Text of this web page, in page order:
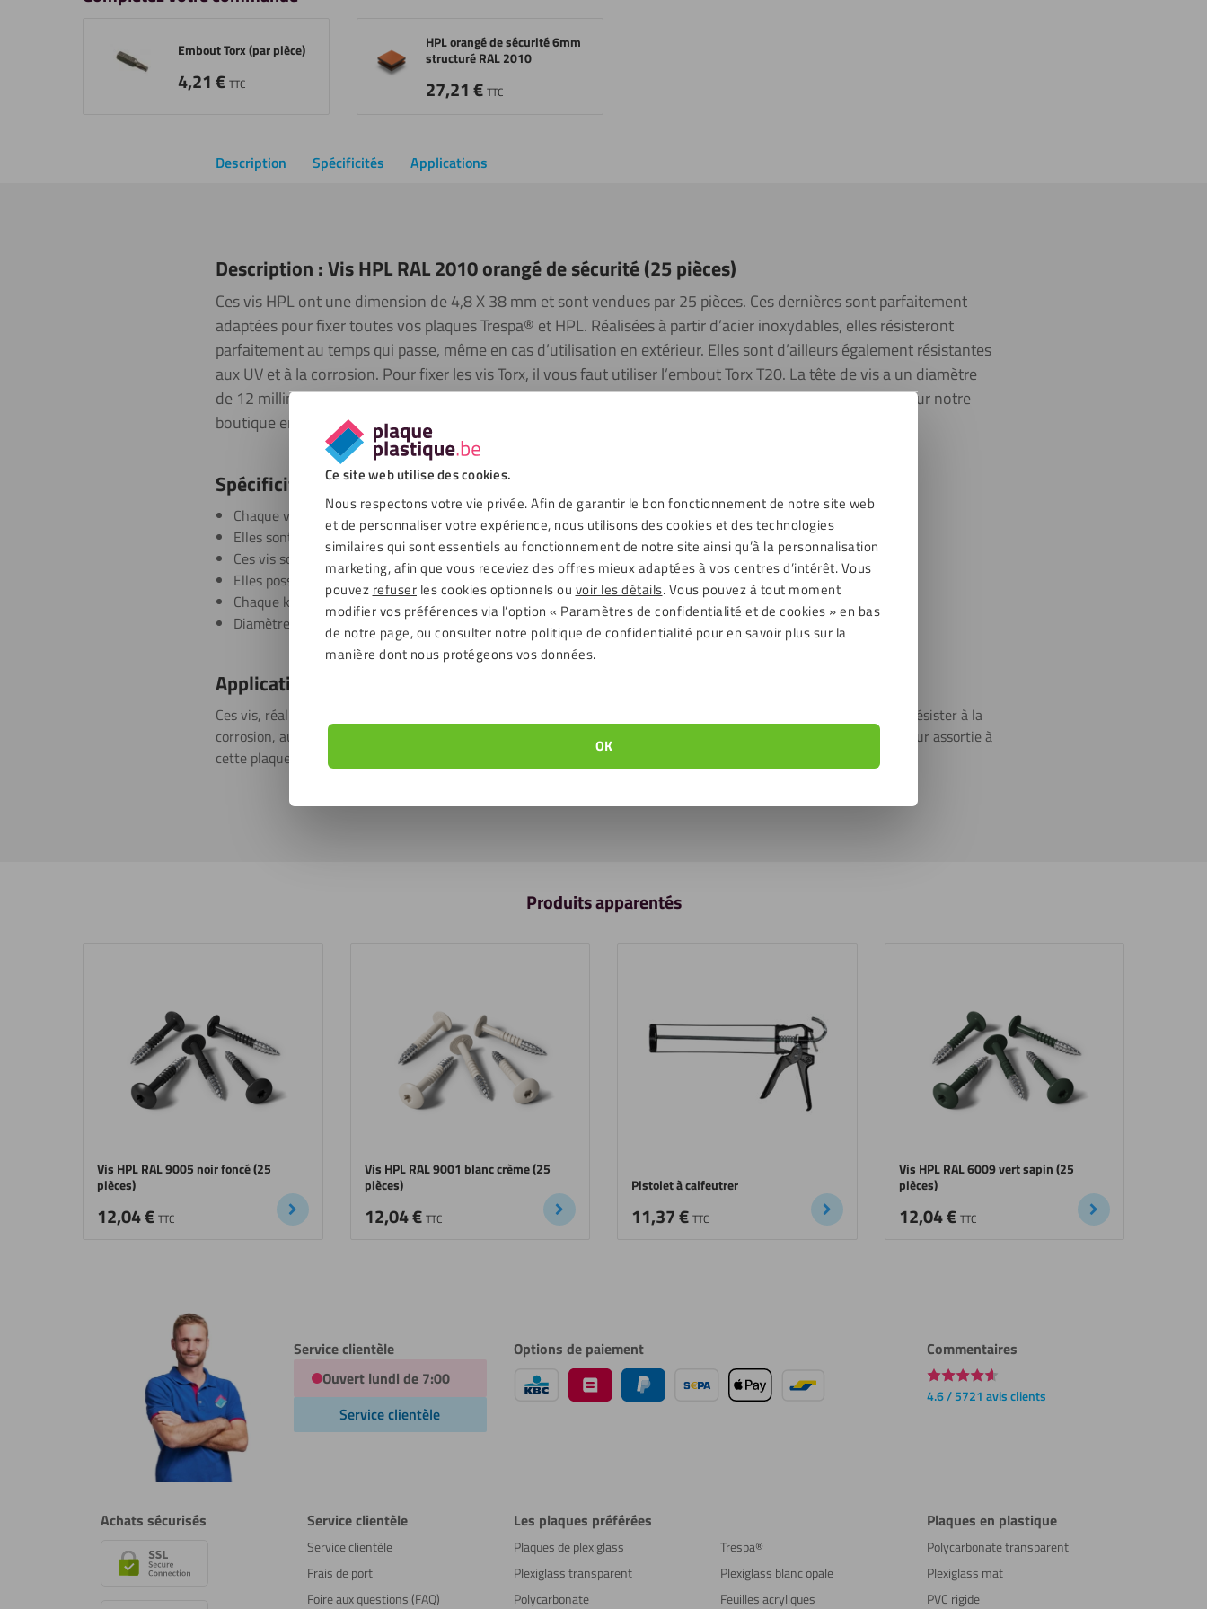
Ce site web utilise des cookies.
Nous respectons votre vie privée. Afin de garantir le bon fonctionnement de notre site web
et de personnaliser votre expérience, nous utilisons des cookies et des technologies
similaires qui sont essentiels au fonctionnement de notre site ainsi qu’à la personnalisation
marketing, afin que vous receviez des offres mieux adaptées à vos centres d’intérêt. Vous
pouvez refuser les cookies optionnels ou voir les détails. Vous pouvez à tout moment
modifier vos préférences via l’option « Paramètres de confidentialité et de cookies » en bas
de notre page, ou consulter notre politique de confidentialité pour en savoir plus sur la
manière dont nous protégeons vos données.
OK
Embout Torx (par pièce)
4,21€ TTC
HPL orangé de sécurité 6mm
structuré RAL 2010
27,21€ TTC
Description Spécificités Applications
Description : Vis HPL RAL 2010 orangé de sécurité (25 pièces)
Ces vis HPL ont une dimension de 4,8 X 38 mm et sont vendues par 25 pièces. Ces dernières sont parfaitement
adaptées pour fixer toutes vos plaques Trespa® et HPL. Réalisées à partir d’acier inoxydables, elles résisteront
parfaitement au temps qui passe, même en cas d’utilisation en extérieur. Elles sont d’ailleurs également résistantes
aux UV et à la corrosion. Pour fixer les vis Torx, il vous faut utiliser l’embout Torx T20. La tête de vis a un diamètre
de 12 millimètres. La tête de vis possède une couleur orangé, qui correspond à cette plaque disponible sur notre
boutique en ligne : HPL orangé de sécurité RAL 2010 6mm.
Spécificités
Chaque vis possède une taille de 4,8 x 38 mm
Elles sont de couleur orangé de sécurité RAL 2010
Ces vis sont réalisées à partir d’acier inoxydable, pour résister aux intempéries
Elles possèdent une tête de forme sphérique
Chaque kit contient un ensemble de 25 vis
Diamètre recommandé du trou de forage: 8 mm
Applications
Ces vis, réalisées à partir d’acier inoxydable de haute qualité, possèdent un revêtement spécial qui leur permet de résister à la
corrosion, aux UV et aux rayures. Pour fixer les vis, pensez à utiliser l’embout Torx T20. Ces vis possèdent une couleur assortie à
cette plaque : HPL orangé de sécurité RAL 2010 6mm.
Produits apparentés
Vis HPL RAL 9005 noir foncé (25
pièces)
12,04€ TTC
Vis HPL RAL 9001 blanc crème (25
pièces)
12,04€ TTC
Pistolet à calfeutrer
11,37€ TTC
Vis HPL RAL 6009 vert sapin (25
pièces)
12,04€ TTC
Service clientèle
Ouvert lundi de 7:00
Service clientèle
Options de paiement Commentaires
4.6 / 5721 avis clients
Achats sécurisés Service clientèle
Service clientèle
Frais de port
Foire aux questions (FAQ)
Les plaques préférées
Plaques de plexiglass
Plexiglass transparent
Polycarbonate
Trespa®
Plexiglass blanc opale
Feuilles acryliques
Plaques en plastique
Polycarbonate transparent
Plexiglass mat
PVC rigide